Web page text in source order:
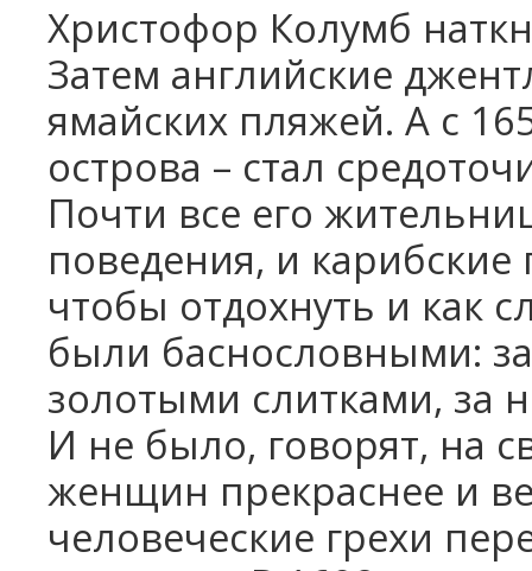
Христофор Колумб
Затем английские
ямайских пляжей. А с
острова – стал
Почти все его
поведения, и
чтобы отдохнуть и как
были баснословными:
золотыми слитками, за
И не было, говорят, на
женщин прекраснее и
человеческие грехи